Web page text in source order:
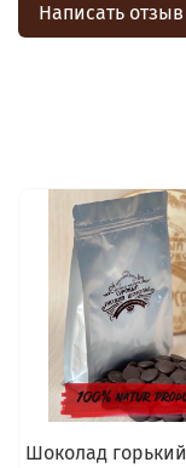
Написать отзыв
Шоколад горький